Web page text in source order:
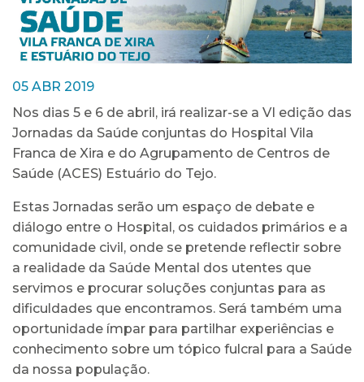
05 ABR 2019
Nos dias 5 e 6 de abril, irá realizar-se a VI edição das
Jornadas da Saúde conjuntas do Hospital Vila
Franca de Xira e do Agrupamento de Centros de
Saúde (ACES) Estuário do Tejo.
Estas Jornadas serão um espaço de debate e
diálogo entre o Hospital, os cuidados primários e a
comunidade civil, onde se pretende reflectir sobre
a realidade da Saúde Mental dos utentes que
servimos e procurar soluções conjuntas para as
dificuldades que encontramos. Será também uma
oportunidade ímpar para partilhar experiências e
conhecimento sobre um tópico fulcral para a Saúde
da nossa população.